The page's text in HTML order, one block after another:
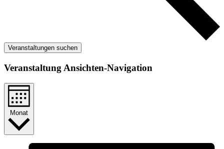
Veranstaltungen suchen
Veranstaltung Ansichten-Navigation
Monat